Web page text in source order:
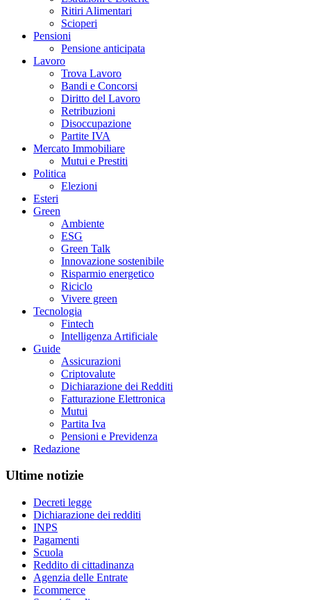
Ritiri Alimentari
Scioperi
Pensioni
Pensione anticipata
Lavoro
Trova Lavoro
Bandi e Concorsi
Diritto del Lavoro
Retribuzioni
Disoccupazione
Partite IVA
Mercato Immobiliare
Mutui e Prestiti
Politica
Elezioni
Esteri
Green
Ambiente
ESG
Green Talk
Innovazione sostenibile
Risparmio energetico
Riciclo
Vivere green
Tecnologia
Fintech
Intelligenza Artificiale
Guide
Assicurazioni
Criptovalute
Dichiarazione dei Redditi
Fatturazione Elettronica
Mutui
Partita Iva
Pensioni e Previdenza
Redazione
Ultime notizie
Decreti legge
Dichiarazione dei redditi
INPS
Pagamenti
Scuola
Reddito di cittadinanza
Agenzia delle Entrate
Ecommerce